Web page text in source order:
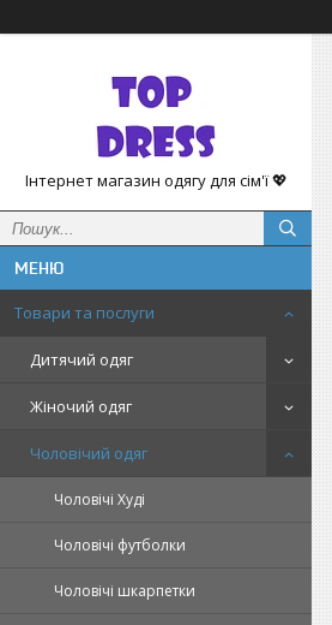
Інтернет магазин одягу для сім'ї 💖
Товари та послуги
Дитячий одяг
Жіночий одяг
Чоловічий одяг
Чоловічі Худі
Чоловічі футболки
Чоловічі шкарпетки